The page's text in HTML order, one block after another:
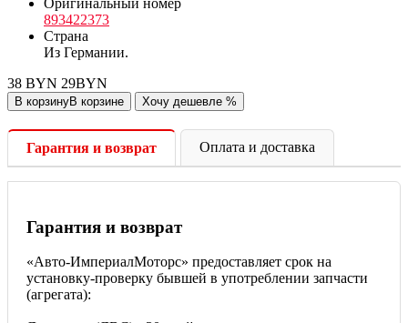
893422373
Cтрана
Из Германии.
38 BYN 29BYN
В корзинуВ корзине Хочу дешевле %
Гарантия и возврат Оплата и доставка
Гарантия и возврат
«Авто-ИмпериалМоторс» предоставляет срок на
установку-проверку бывшей в употреблении запчасти
(агрегата):